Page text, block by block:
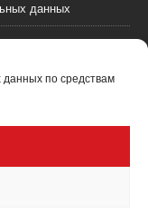
данных по средствам
данных